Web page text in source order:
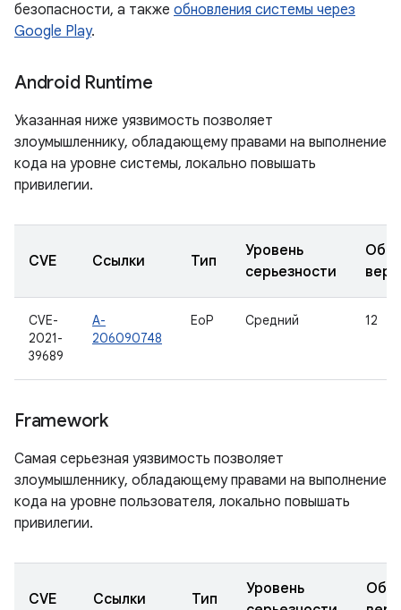
безопасности, а также обновления системы через
Google Play.
Android Runtime
Указанная ниже уязвимость позволяет
злоумышленнику, обладающему правами на выполнение
кода на уровне системы, локально повышать
привилегии.
CVE Ссылки Тип
Уровень
серьезности
CVE-
2021-
39689
A-
206090748
EoP Средний 12
Framework
Самая серьезная уязвимость позволяет
злоумышленнику, обладающему правами на выполнение
кода на уровне пользователя, локально повышать
привилегии.
CVE Ссылки Тип
Уровень